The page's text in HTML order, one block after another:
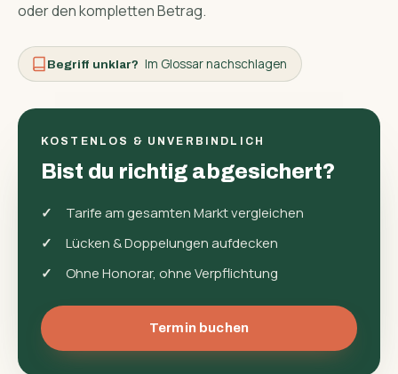
oder den kompletten Betrag.
Begriff unklar? Im Glossar nachschlagen
KOSTENLOS & UNVERBINDLICH
Bist du richtig abgesichert?
Tarife am gesamten Markt vergleichen
Lücken & Doppelungen aufdecken
Ohne Honorar, ohne Verpflichtung
Termin buchen